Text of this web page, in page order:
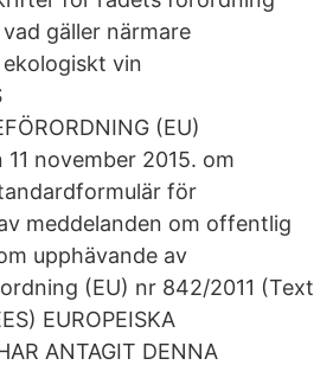
gäller närmare
vin
(EU)
11 november 2015. om
för
meddelanden om offentlig
upphävande av
(EU) nr 842/2011 (Text
EUROPEISKA
ANTAGIT DENNA